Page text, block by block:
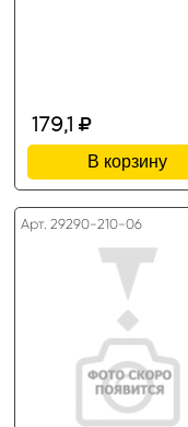
179,1
В корзину
Арт. 29290-210-06